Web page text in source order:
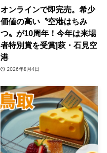
オンラインで即完売。希少
価値の高い〝空港はちみ
つ〟が10周年！今年は来場
者特別賞を受賞|萩・石見空
港
2026年8月4日